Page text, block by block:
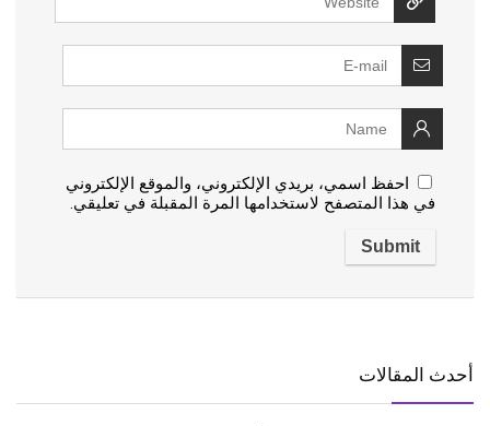
احفظ اسمي، بريدي الإلكتروني، والموقع الإلكتروني
في هذا المتصفح لاستخدامها المرة المقبلة في تعليقي.
أحدث المقالات